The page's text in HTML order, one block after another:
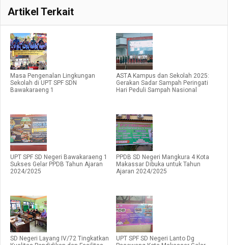
Artikel Terkait
Masa Pengenalan Lingkungan
Sekolah di UPT SPF SDN
Bawakaraeng 1
ASTA Kampus dan Sekolah 2025:
Gerakan Sadar Sampah Peringati
Hari Peduli Sampah Nasional
UPT SPF SD Negeri Bawakaraeng 1
Sukses Gelar PPDB Tahun Ajaran
2024/2025
PPDB SD Negeri Mangkura 4 Kota
Makassar Dibuka untuk Tahun
Ajaran 2024/2025
SD Negeri Layang IV/72 Tingkatkan
UPT SPF SD Negeri Lanto Dg